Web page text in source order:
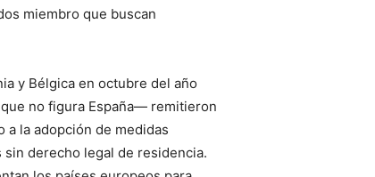
miembro que buscan
y Bélgica en octubre del año
no figura España— remitieron
a la adopción de medidas
derecho legal de residencia.